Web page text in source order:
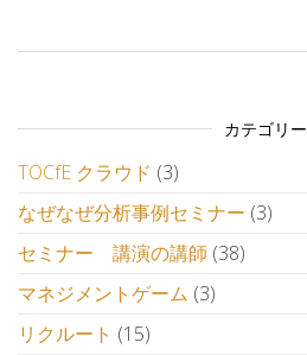
カテゴリー
TOCfE クラウド (3)
なぜなぜ分析事例セミナー (3)
セミナー 講演の講師 (38)
マネジメントゲーム (3)
リクルート (15)